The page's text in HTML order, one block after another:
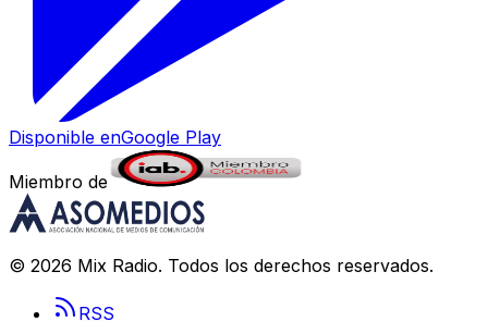
Disponible enGoogle Play
Miembro de
© 2026 Mix Radio. Todos los derechos reservados.
RSS